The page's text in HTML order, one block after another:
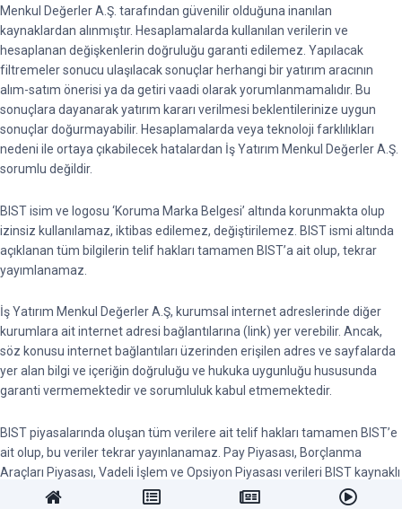
Menkul Değerler A.Ş. tarafından güvenilir olduğuna inanılan
kaynaklardan alınmıştır. Hesaplamalarda kullanılan verilerin ve
hesaplanan değişkenlerin doğruluğu garanti edilemez. Yapılacak
filtremeler sonucu ulaşılacak sonuçlar herhangi bir yatırım aracının
alım-satım önerisi ya da getiri vaadi olarak yorumlanmamalıdır. Bu
sonuçlara dayanarak yatırım kararı verilmesi beklentilerinize uygun
sonuçlar doğurmayabilir. Hesaplamalarda veya teknoloji farklılıkları
nedeni ile ortaya çıkabilecek hatalardan İş Yatırım Menkul Değerler A.Ş.
sorumlu değildir.
BIST isim ve logosu ‘Koruma Marka Belgesi’ altında korunmakta olup
izinsiz kullanılamaz, iktibas edilemez, değiştirilemez. BIST ismi altında
açıklanan tüm bilgilerin telif hakları tamamen BIST’a ait olup, tekrar
yayımlanamaz.
İş Yatırım Menkul Değerler A.Ş, kurumsal internet adreslerinde diğer
kurumlara ait internet adresi bağlantılarına (link) yer verebilir. Ancak,
söz konusu internet bağlantıları üzerinden erişilen adres ve sayfalarda
yer alan bilgi ve içeriğin doğruluğu ve hukuka uygunluğu hususunda
garanti vermemektedir ve sorumluluk kabul etmemektedir.
BIST piyasalarında oluşan tüm verilere ait telif hakları tamamen BIST’e
ait olup, bu veriler tekrar yayınlanamaz. Pay Piyasası, Borçlanma
Araçları Piyasası, Vadeli İşlem ve Opsiyon Piyasası verileri BIST kaynaklı
en az 15 dakika gecikmeli verilerdir.